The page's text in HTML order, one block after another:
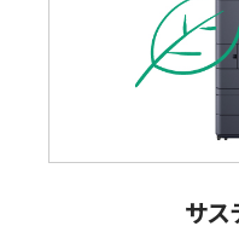
サス